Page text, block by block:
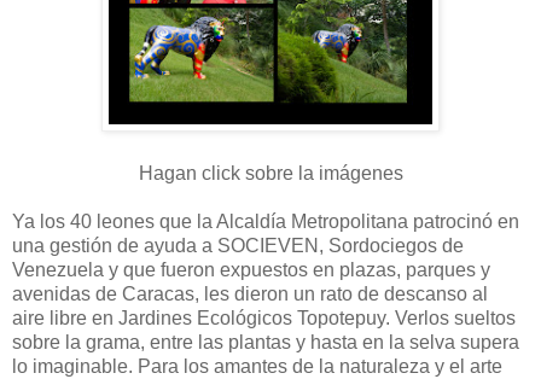
Hagan click sobre la imágenes
Ya los 40 leones que la Alcaldía Metropolitana patrocinó en
una gestión de ayuda a SOCIEVEN, Sordociegos de
Venezuela y que fueron expuestos en plazas, parques y
avenidas de Caracas, les dieron un rato de descanso al
aire libre en Jardines Ecológicos Topotepuy. Verlos sueltos
sobre la grama, entre las plantas y hasta en la selva supera
lo imaginable. Para los amantes de la naturaleza y el arte